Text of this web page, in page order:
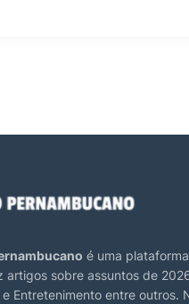
é uma
artigos sobre assuntos de
Entretenimento entre outros.